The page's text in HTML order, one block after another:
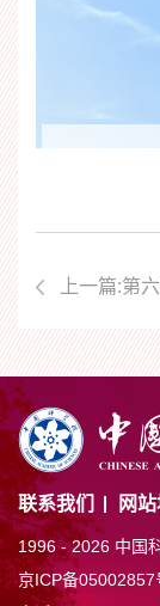
联系我们 网
1996 -2026 中国
京ICP备05002857